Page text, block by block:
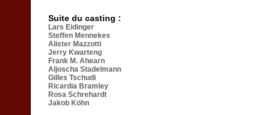
Suite du casting :
Lars Eidinger
Steffen Mennekes
Alister Mazzotti
Jerry Kwarteng
Frank M. Ahearn
Aljoscha Stadelmann
Gilles Tschudi
Ricardia Bramley
Rosa Schrehardt
Jakob Köhn